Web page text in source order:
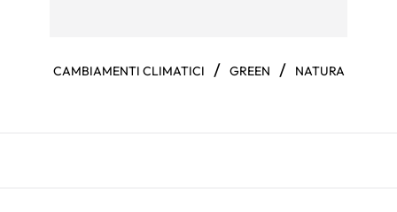
CAMBIAMENTI CLIMATICI / GREEN / NATURA